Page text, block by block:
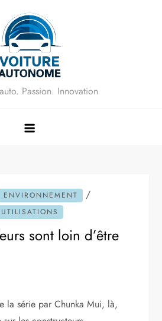
Passion. Innovation
ENVIRONNEMENT /
sont loin d’être
la série par Chunka Mui, là,